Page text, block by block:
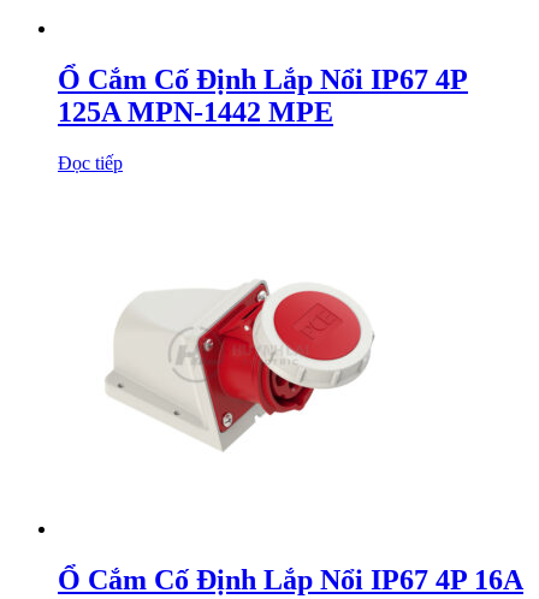
Ổ Cắm Cố Định Lắp Nổi IP67 4P
125A MPN-1442 MPE
Đọc tiếp
Ổ Cắm Cố Định Lắp Nổi IP67 4P 16A